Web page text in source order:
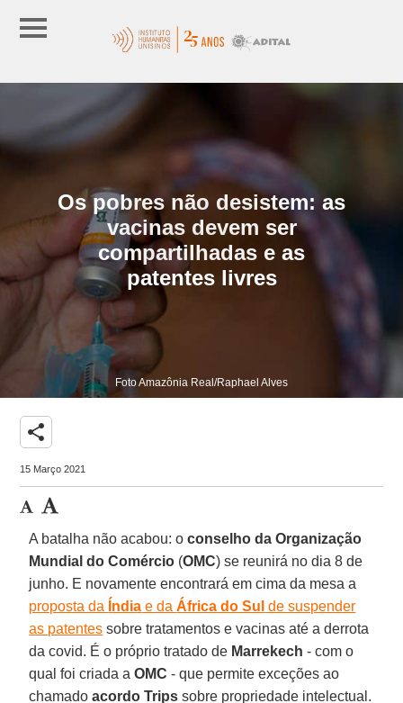
Os pobres não desistem: as
vacinas devem ser
compartilhadas e as
patentes livres
Foto Amazônia Real/Raphael Alves
share
15 Março 2021
A batalha não acabou: oconselho da Organização
Mundial do Comércio (OMC) se reunirá no dia 8 de
junho. E novamente encontrará em cima da mesa a
proposta da Índia e daÁfrica do Sul de suspender
as patentes sobre tratamentos e vacinas até a derrota
da covid. É o próprio tratado de Marrekech - com o
qual foi criada aOMC - que permite exceções ao
chamadoacordo Trips sobre propriedade intelectual.